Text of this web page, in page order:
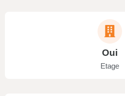
Oui
Etage